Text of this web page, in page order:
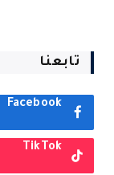
تابعنا
Facebook
TikTok